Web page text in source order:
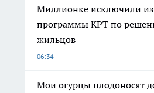
Миллионке исключили из
программы КРТ по
жильцов
06:34
Мои огурцы плодоносят